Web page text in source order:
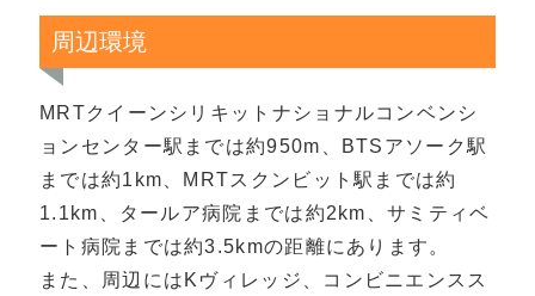
周辺環境
MRTクイーンシリキットナショナルコンベンシ
ョンセンター駅までは約950m、BTSアソーク駅
までは約1km、MRTスクンビット駅までは約
1.1km、タールア病院までは約2km、サミティベ
ート病院までは約3.5kmの距離にあります。
また、周辺にはKヴィレッジ、コンビニエンスス